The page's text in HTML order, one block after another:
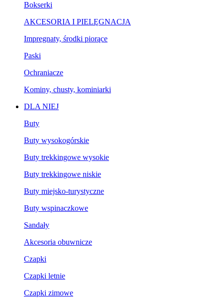
Bokserki
AKCESORIA I PIELĘGNACJA
Impregnaty, środki piorące
Paski
Ochraniacze
Kominy, chusty, kominiarki
DLA NIEJ
Buty
Buty wysokogórskie
Buty trekkingowe wysokie
Buty trekkingowe niskie
Buty miejsko-turystyczne
Buty wspinaczkowe
Sandały
Akcesoria obuwnicze
Czapki
Czapki letnie
Czapki zimowe